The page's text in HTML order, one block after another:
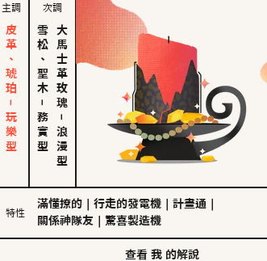
主調
皮革、琥珀－玩樂型
次調
雪松、聖木
－
務實型
大馬士革玫瑰
－
浪漫型
特性
滿懂撩的 行走的發電機 計畫通
關係神隊友
驚喜製造機
查看 我 的解說